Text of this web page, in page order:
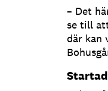
– Det
se till
där kan